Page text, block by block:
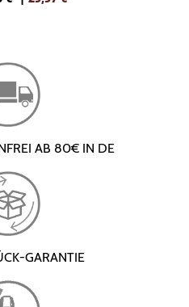
AB 80€ IN DE
GARANTIE